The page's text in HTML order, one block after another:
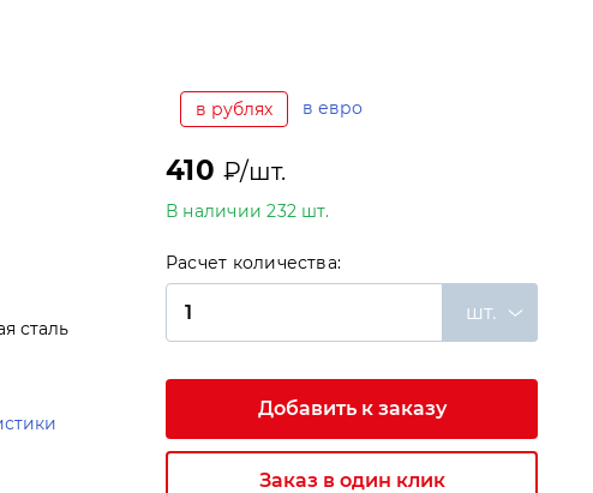
сталь
в рублях в евро
410₽/шт.
В наличии 232 шт.
Расчет количества:
шт.
Добавить к заказу
Заказ в один клик